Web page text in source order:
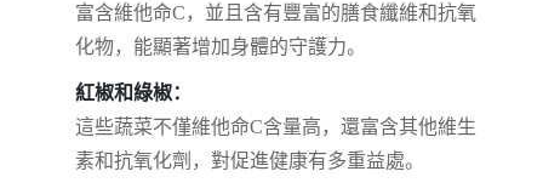
富含維他命C，並且含有豐富的膳食纖維和抗氧
化物，能顯著增加身體的守護力。
紅椒和綠椒：
這些蔬菜不僅維他命C含量高，還富含其他維生
素和抗氧化劑，對促進健康有多重益處。